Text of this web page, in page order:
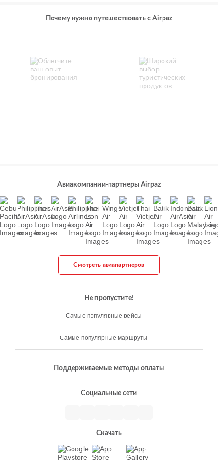
Почему нужно путешествовать с Airpaz
Авиакомпании-партнеры Airpaz
Смотреть авиапартнеров
Не пропустите!
Самые популярные рейсы
Самые популярные маршруты
Поддерживаемые методы оплаты
Социальные сети
Скачать